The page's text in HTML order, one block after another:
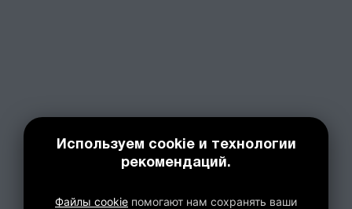
Используем cookie и технологии
рекомендаций.
Файлы cookie помогают нам сохранять ваши